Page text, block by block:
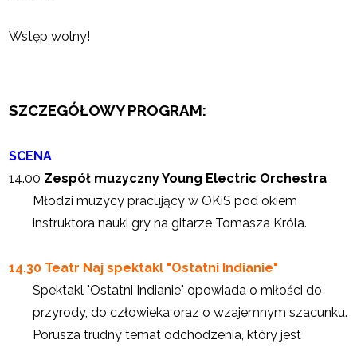
Wstęp wolny!
SZCZEGÓŁOWY PROGRAM:
SCENA
14.00 Zespół muzyczny Young Electric Orchestra
Młodzi muzycy pracujący w OKiS pod okiem
instruktora nauki gry na gitarze Tomasza Króla.
14.30 Teatr Naj spektakl "Ostatni Indianie"
Spektakl "Ostatni Indianie" opowiada o miłości do
przyrody, do człowieka oraz o wzajemnym szacunku.
Porusza trudny temat odchodzenia, który jest